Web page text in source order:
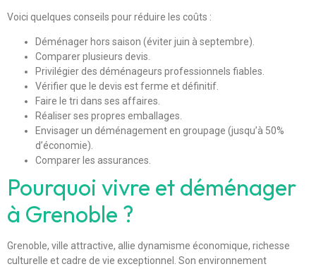
Voici quelques conseils pour réduire les coûts :
Déménager hors saison (éviter juin à septembre).
Comparer plusieurs devis.
Privilégier des déménageurs professionnels fiables.
Vérifier que le devis est ferme et définitif.
Faire le tri dans ses affaires.
Réaliser ses propres emballages.
Envisager un déménagement en groupage (jusqu’à 50%
d’économie).
Comparer les assurances.
Pourquoi vivre et déménager
à Grenoble ?
Grenoble, ville attractive, allie dynamisme économique, richesse
culturelle et cadre de vie exceptionnel. Son environnement